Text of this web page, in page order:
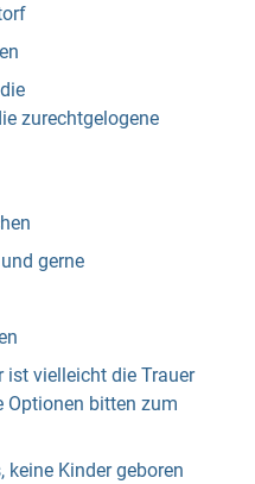
zurechtgelogene
gerne
ist vielleicht die Trauer
Optionen bitten zum
keine Kinder geboren